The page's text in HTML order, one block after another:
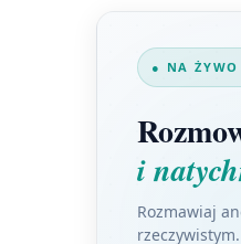
● NA ŻYWO
i
Rozmawiaj
rzeczywistym.